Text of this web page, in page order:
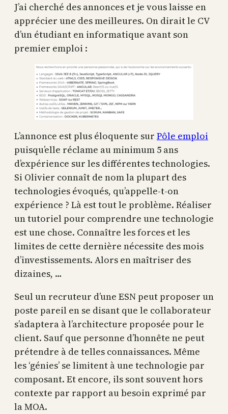
J’ai cherché des annonces et je vous laisse en
apprécier une des meilleures. On dirait le CV
d’un étudiant en informatique avant son
premier emploi :
L’annonce est plus éloquente sur Pôle emploi
puisqu’elle réclame au minimum 5 ans
d’expérience sur les différentes technologies.
Si Olivier connaît de nom la plupart des
technologies évoqués, qu’appelle-t-on
expérience ? Là est tout le problème. Réaliser
un tutoriel pour comprendre une technologie
est une chose. Connaître les forces et les
limites de cette dernière nécessite des mois
d’investissements. Alors en maîtriser des
dizaines, …
Seul un recruteur d’une ESN peut proposer un
poste pareil en se disant que le collaborateur
s’adaptera à l’architecture proposée pour le
client. Sauf que personne d’honnête ne peut
prétendre à de telles connaissances. Même
les ‘génies’ se limitent à une technologie par
composant. Et encore, ils sont souvent hors
contexte par rapport au besoin exprimé par
la MOA.